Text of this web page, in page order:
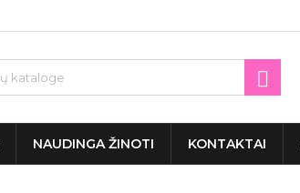

NAUDINGA ŽINOTI KONTAKTAI